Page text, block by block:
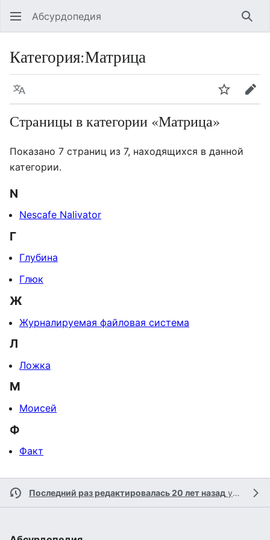
Абсурдопедия
Категория:Матрица
Язык
Страницы в категории «Матрица»
Показано 7 страниц из 7, находящихся в данной
категории.
N
Nescafe Nalivator
Г
Глубина
Глюк
Ж
Журналируемая файловая система
Л
Ложка
М
Моисей
Ф
Факт
Последний раз редактировалась 20 лет назад участником